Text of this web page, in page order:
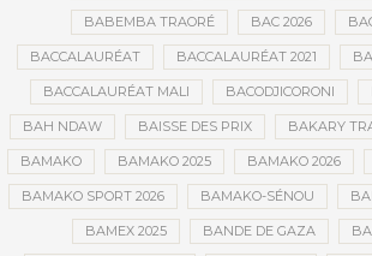
BABEMBA TRAORÉ BAC 2026
BACCALAURÉAT BACCALAURÉAT 2021
BACCALAURÉAT MALI BACODJICORONI
BAH NDAW BAISSE DES PRIX BAKARY
BAMAKO BAMAKO 2025 BAMAKO 2026
BAMAKO SPORT 2026 BAMAKO-SÉNOU
BAMEX 2025 BANDE DE GAZA